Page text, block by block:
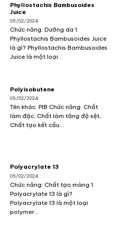
Phyllostachis Bambusoides
Juice
05/02/2024
Chức năng: Dưỡng da 1.
Phyllostachis Bambusoides Juice
là gì? Phyllostachis Bambusoides
Juice là một loại...
Polyisobutene
05/02/2024
Tên khác: PIB Chức năng: Chất
làm đặc, Chất làm tăng độ sệt,
Chất tạo kết cấu...
Polyacrylate 13
05/02/2024
Chức năng: Chất tạo màng 1.
Polyacrylate 13 là gì?
Polyacrylate 13 là một loại
polymer...